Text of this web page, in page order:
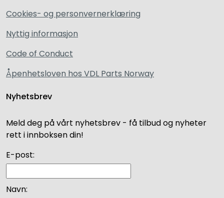
Cookies- og personvernerklæring
Nyttig informasjon
Code of Conduct
Åpenhetsloven hos VDL Parts Norway
Nyhetsbrev
Meld deg på vårt nyhetsbrev - få tilbud og nyheter
rett i innboksen din!
E-post:
Navn: